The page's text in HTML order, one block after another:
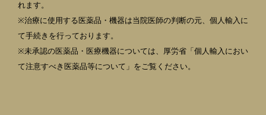
れます。
※治療に使用する医薬品・機器は当院医師の判断の元、個人輸入に
て手続きを行っております。
※未承認の医薬品・医療機器については、厚労省「個人輸入におい
て注意すべき医薬品等について」をご覧ください。